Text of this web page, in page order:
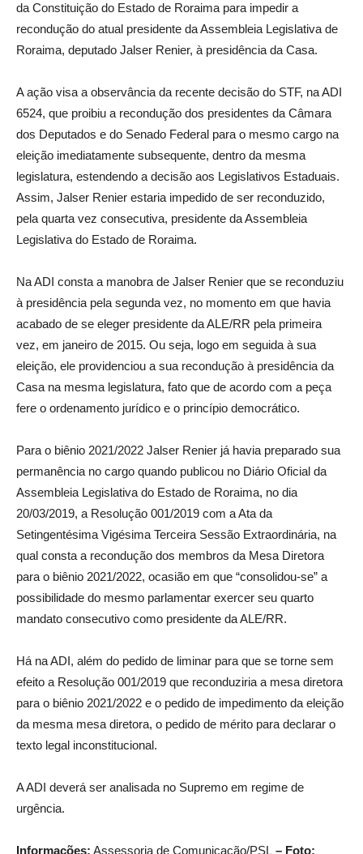
da Constituição do Estado de Roraima para impedir a
recondução do atual presidente da Assembleia Legislativa de
Roraima, deputado Jalser Renier, à presidência da Casa.
A ação visa a observância da recente decisão do STF, na ADI
6524, que proibiu a recondução dos presidentes da Câmara
dos Deputados e do Senado Federal para o mesmo cargo na
eleição imediatamente subsequente, dentro da mesma
legislatura, estendendo a decisão aos Legislativos Estaduais.
Assim, Jalser Renier estaria impedido de ser reconduzido,
pela quarta vez consecutiva, presidente da Assembleia
Legislativa do Estado de Roraima.
Na ADI consta a manobra de Jalser Renier que se reconduziu
à presidência pela segunda vez, no momento em que havia
acabado de se eleger presidente da ALE/RR pela primeira
vez, em janeiro de 2015. Ou seja, logo em seguida à sua
eleição, ele providenciou a sua recondução à presidência da
Casa na mesma legislatura, fato que de acordo com a peça
fere o ordenamento jurídico e o princípio democrático.
Para o biênio 2021/2022 Jalser Renier já havia preparado sua
permanência no cargo quando publicou no Diário Oficial da
Assembleia Legislativa do Estado de Roraima, no dia
20/03/2019, a Resolução 001/2019 com a Ata da
Setingentésima Vigésima Terceira Sessão Extraordinária, na
qual consta a recondução dos membros da Mesa Diretora
para o biênio 2021/2022, ocasião em que “consolidou-se” a
possibilidade do mesmo parlamentar exercer seu quarto
mandato consecutivo como presidente da ALE/RR.
Há na ADI, além do pedido de liminar para que se torne sem
efeito a Resolução 001/2019 que reconduziria a mesa diretora
para o biênio 2021/2022 e o pedido de impedimento da eleição
da mesma mesa diretora, o pedido de mérito para declarar o
texto legal inconstitucional.
A ADI deverá ser analisada no Supremo em regime de
urgência.
Informações: Assessoria de Comunicação/PSL – Foto: